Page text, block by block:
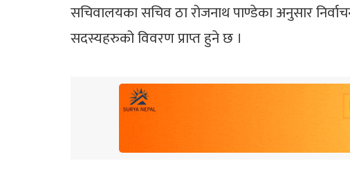
सचिवालयका सचिव ठा रोजनाथ पाण्डेका अनुसार
सदस्यहरुको विवरण प्राप्त हुने छ ।